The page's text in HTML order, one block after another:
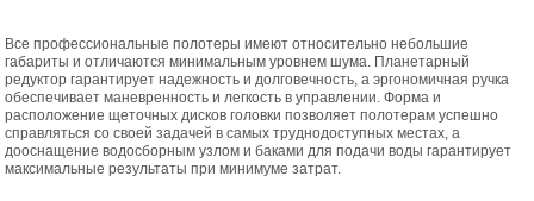
Все профессиональные полотеры имеют относительно небольшие
габариты и отличаются минимальным уровнем шума. Планетарный
редуктор гарантирует надежность и долговечность, а эргономичная ручка
обеспечивает маневренность и легкость в управлении. Форма и
расположение щеточных дисков головки позволяет полотерам успешно
справляться со своей задачей в самых труднодоступных местах, а
дооснащение водосборным узлом и баками для подачи воды гарантирует
максимальные результаты при минимуме затрат.